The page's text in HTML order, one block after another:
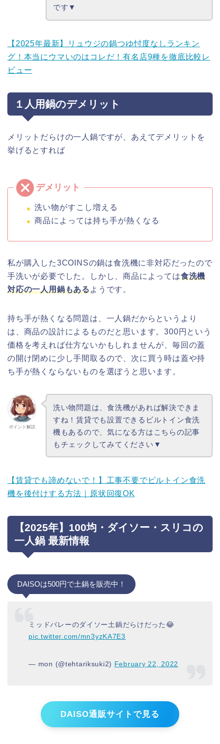
です▼
【2025年最新】リュウジの鍋つゆ忖度なしランキン
グ！本当にウマいのはコレだ！有名店9種を徹底比較レ
ビュー
１人用鍋のデメリット
メリットだらけの一人鍋ですが、あえてデメリットを
挙げるとすれば
洗い物がすこし増える
商品によっては持ち手が熱くなる
私が購入した3COINSの鍋は食洗機に非対応だったので
手洗いが必要でした。しかし、商品によっては食洗機
対応の一人用鍋もあるようです。
持ち手が熱くなる問題は、一人鍋だからというより
は、商品の設計によるものだと思います。300円という
価格を考えれば仕方ないかもしれませんが、毎回の蓋
の開け閉めに少し手間取るので、次に買う時は蓋や持
ち手が熱くならないものを選ぼうと思います。
ポイント解説
洗い物問題は、食洗機があれば解決できま
すね！賃貸でも設置できるビルトイン食洗
機もあるので、気になる方はこちらの記事
もチェックしてみてください▼
【賃貸でも諦めないで！】工事不要でビルトイン食洗
機を後付けする方法｜原状回復OK
【2025年】100均・ダイソー・スリコの
一人鍋 最新情報
DAISOは500円で土鍋を販売中！
ミッドバレーのダイソー土鍋だらけだった😂
pic.twitter.com/mn3yzKA7E3
— mon (@tehtariksuki2) February 22, 2022
DAISO通販サイトで見る